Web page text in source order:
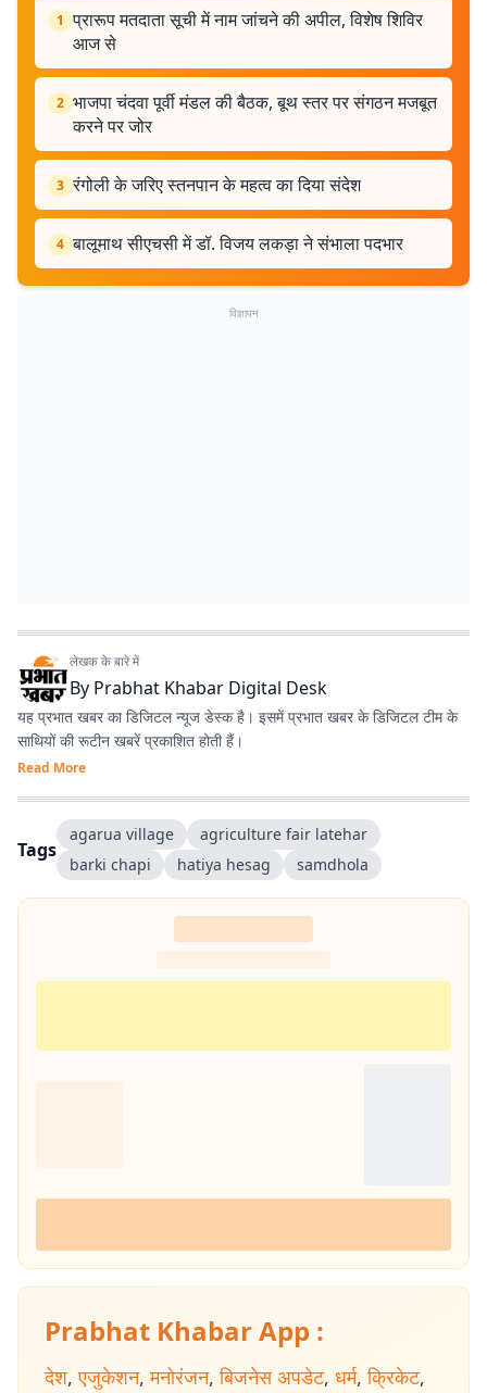
1 प्रारूप मतदाता सूची में नाम जांचने की अपील, विशेष शिविर
आज से
2 भाजपा चंदवा पूर्वी मंडल की बैठक, बूथ स्तर पर संगठन मजबूत
करने पर जोर
3 रंगोली के जरिए स्तनपान के महत्व का दिया संदेश
4 बालूमाथ सीएचसी में डॉ. विजय लकड़ा ने संभाला पदभार
विज्ञापन
लेखक के बारे में
By Prabhat Khabar Digital Desk
यह प्रभात खबर का डिजिटल न्यूज डेस्क है। इसमें प्रभात खबर के डिजिटल टीम के
साथियों की रूटीन खबरें प्रकाशित होती हैं।
Read More
Tags
agarua village
agriculture fair latehar
barki chapi
hatiya hesag samdhola
Prabhat Khabar App :
देश, एजुकेशन, मनोरंजन, बिजनेस अपडेट, धर्म, क्रिकेट,